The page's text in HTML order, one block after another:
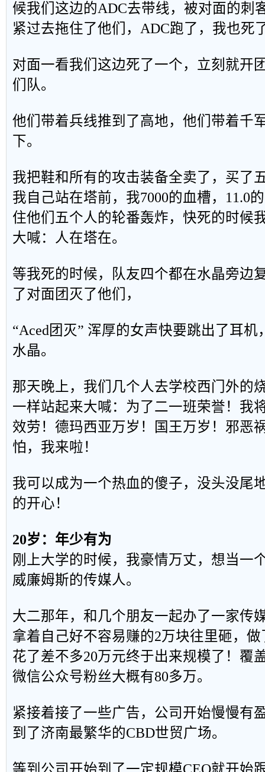
候我们这边的ADC去带线，被对面的刺
紧过去拖住了他们，ADC跑了，我也死
对面一看我们这边死了一个，立刻就开
们队。
他们带着兵线推到了高地，他们带着千
下。
我把鞋和所有的攻击装备全卖了，买了
我自己站在塔前，我7000的血槽，11.0
住他们五个人的轮番轰炸，快死的时候
大喊：人在塔在。
等我死的时候，队友四个都在水晶旁边
了对面团灭了他们，
“Aced团灭” 浑厚的女声快要跳出了耳
水晶。
那天晚上，我们几个人去学校西门外的
一样站起来大喊：为了二一班荣誉！我
效劳！德玛西亚万岁！国王万岁！邪恶
怕，我来啦！
我可以成为一个热血的傻子，没头没尾
的开心！
20岁：年少有为
刚上大学的时候，我豪情万丈，想当一
威廉姆斯的传媒人。
大二那年，和几个朋友一起办了一家传
拿着自己好不容易赚的2万块往里砸，
花了差不多20万元终于出来规模了！覆
微信公众号粉丝大概有80多万。
紧接着接了一些广告，公司开始慢慢有
到了济南最繁华的CBD世贸广场。